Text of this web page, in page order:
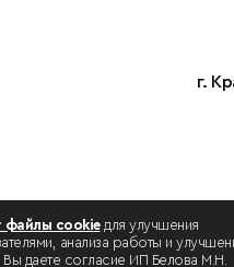
г.
файлы cookieдля улучшения
анализа работы и
Вы даете согласие ИП Белова М.Н.